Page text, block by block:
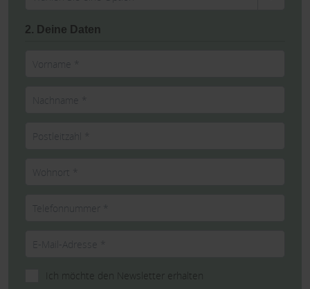
2. Deine Daten
Ich möchte den Newsletter erhalten